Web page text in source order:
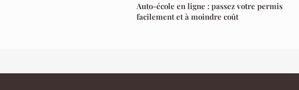
Auto-école en ligne : passez votre permis
facilement et à moindre coût